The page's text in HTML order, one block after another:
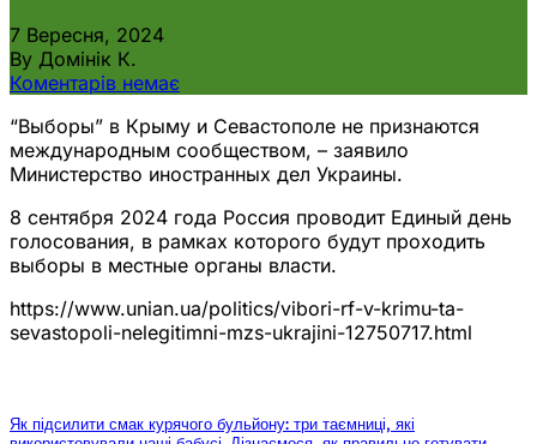
7 Вересня, 2024
By Домінік К.
Коментарів немає
“Выборы” в Крыму и Севастополе не признаются
международным сообществом, – заявило
Министерство иностранных дел Украины.
8 сентября 2024 года Россия проводит Единый день
голосования, в рамках которого будут проходить
выборы в местные органы власти.
https://www.unian.ua/politics/vibori-rf-v-krimu-ta-
sevastopoli-nelegitimni-mzs-ukrajini-12750717.html
Як підсилити смак курячого бульйону: три таємниці, які